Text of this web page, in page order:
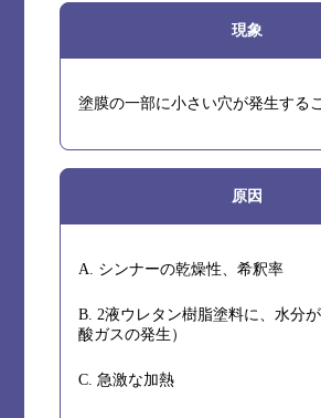
現象
塗膜の一部に小さい穴が発生する
原因
A. シンナーの乾燥性、希釈率
B. 2液ウレタン樹脂塗料に、水分
酸ガスの発生）
C. 急激な加熱